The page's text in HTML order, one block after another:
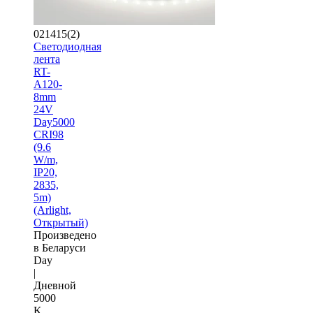
021415(2)
Светодиодная
лента
RT-
A120-
8mm
24V
Day5000
CRI98
(9.6
W/m,
IP20,
2835,
5m)
(Arlight,
Открытый)
Произведено
в Беларуси
Day
|
Дневной
5000
K